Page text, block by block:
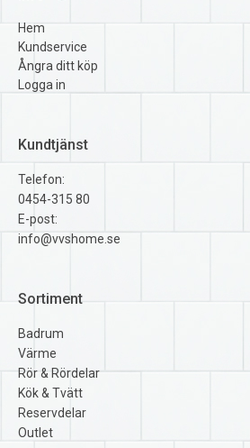
Hem
Kundservice
Ångra ditt köp
Logga in
Kundtjänst
Telefon:
0454-315 80
E-post:
info@vvshome.se
Sortiment
Badrum
Värme
Rör & Rördelar
Kök & Tvätt
Reservdelar
Outlet